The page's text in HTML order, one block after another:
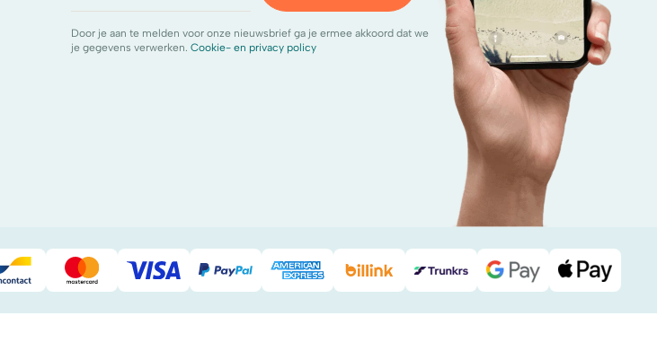
Door je aan te melden voor onze nieuwsbrief ga je ermee akkoord dat we
je gegevens verwerken. Cookie- en privacy policy
BancontactMastercardVisa PayPal American Express
Billink DHL Google PayApple Pay